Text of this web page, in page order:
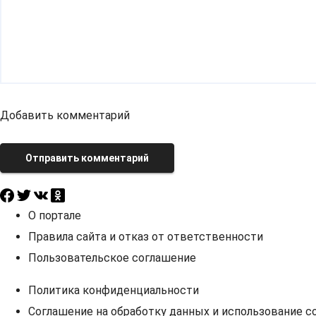
Добавить комментарий
Отправить комментарий
О портале
Правила сайта и отказ от ответственности
Пользовательское соглашение
Политика конфиденциальности
Соглашение на обработку данных и использование